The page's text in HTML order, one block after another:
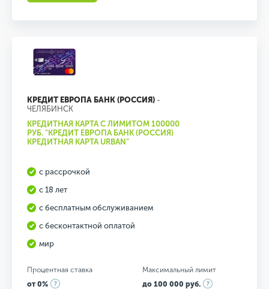
КРЕДИТ ЕВРОПА БАНК (РОССИЯ) -
ЧЕЛЯБИНСК
КРЕДИТНАЯ КАРТА С ЛИМИТОМ 100000
РУБ. "КРЕДИТ ЕВРОПА БАНК (РОССИЯ)
КРЕДИТНАЯ КАРТА URBAN"
с рассрочкой
с 18 лет
с бесплатным обслуживанием
с бесконтактной оплатой
мир
Процентная ставка
от 0%
Максимальный лимит
до 100 000 руб.